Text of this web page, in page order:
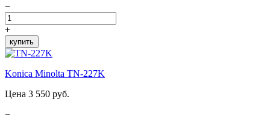
−
+
купить
Konica Minolta TN-227K
Цена 3 550 руб.
−